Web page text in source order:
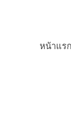
หน้าแรก